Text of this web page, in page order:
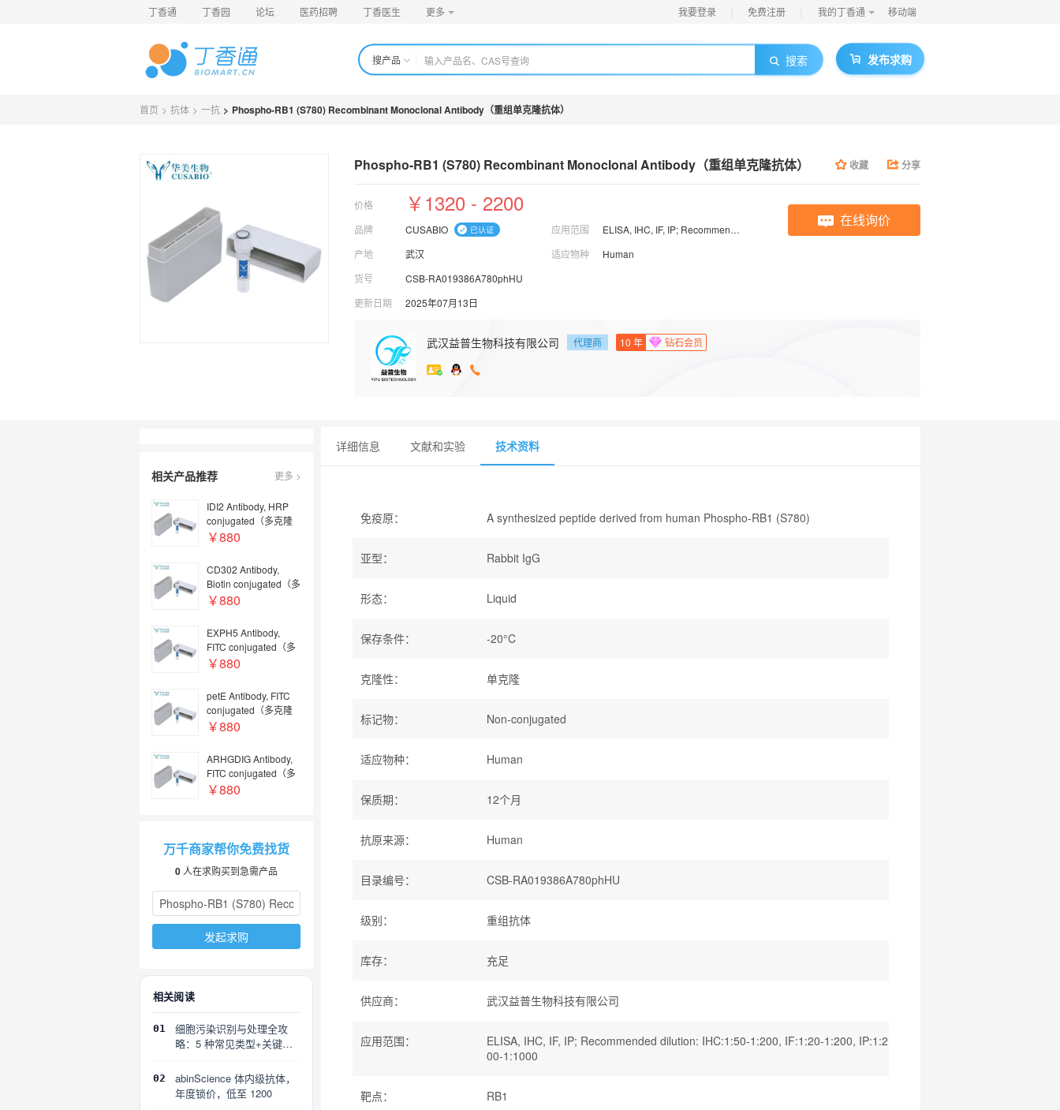
丁香通 丁香园 论坛 医药招聘 丁香医生 更多 我要登录 免费注册 我的丁香通 移动端
搜产品 搜索 发布求购
首页 > 抗体 > 一抗 > Phospho-RB1 (S780) Recombinant Monoclonal Antibody（重组单克隆抗体）
Phospho-RB1 (S780) Recombinant Monoclonal Antibody（重组单克隆抗体） 收藏 分享
价格 ￥1320 - 2200
品牌
CUSABIO
产地
武汉
货号
CSB-RA019386A780phHU
更新日期
2025年07月13日
应用范围
ELISA, IHC, IF, IP; Recommended dilution: IHC:1:50-1:200, IF:1:20-1:200, IP:1:200-1:1000
适应物种
Human
在线询价
武汉益普生物科技有限公司 代理商 10 年 钻石会员
相关产品推荐 更多 >
IDI2 Antibody, HRP
conjugated（多克隆
抗体；HRP偶联）
￥880
CD302 Antibody,
Biotin conjugated（多
克隆抗体；Biotin偶
￥880
EXPH5 Antibody,
FITC conjugated（多
克隆抗体；FITC偶
￥880
petE Antibody, FITC
conjugated（多克隆
抗体；FITC偶联）
￥880
ARHGDIG Antibody,
FITC conjugated（多
克隆抗体；FITC偶
￥880
万千商家帮你免费找货
0 人在求购买到急需产品
发起求购
相关阅读
01
细胞污染识别与处理全攻
略：5 种常见类型+关键误
02
abinScience 体内级抗体，
年度锁价，低至 1200
详细信息 文献和实验 技术资料
免疫原： A synthesized peptide derived from human Phospho-RB1 (S780)
亚型： Rabbit IgG
形态： Liquid
保存条件： -20°C
克隆性： 单克隆
标记物： Non-conjugated
适应物种： Human
保质期： 12个月
抗原来源： Human
目录编号： CSB-RA019386A780phHU
级别： 重组抗体
库存： 充足
供应商： 武汉益普生物科技有限公司
应用范围：
ELISA, IHC, IF, IP; Recommended dilution: IHC:1:50-1:200, IF:1:20-1:200, IP:1:2
00-1:1000
靶点： RB1